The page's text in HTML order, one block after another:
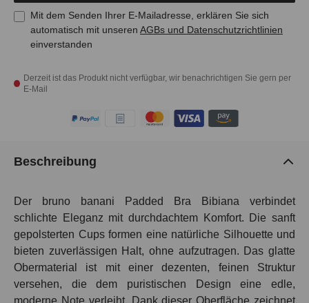
Derzeit ist das Produkt nicht verfügbar, wir benachrichtigen Sie gern per
E-Mail
Mit dem Senden Ihrer E-Mailadresse, erklären Sie sich
automatisch mit unseren AGBs und Datenschutzrichtlinien
einverstanden
Beschreibung
Der bruno banani Padded Bra Bibiana verbindet
schlichte Eleganz mit durchdachtem Komfort. Die sanft
gepolsterten Cups formen eine natürliche Silhouette und
bieten zuverlässigen Halt, ohne aufzutragen. Das glatte
Obermaterial ist mit einer dezenten, feinen Struktur
versehen, die dem puristischen Design eine edle,